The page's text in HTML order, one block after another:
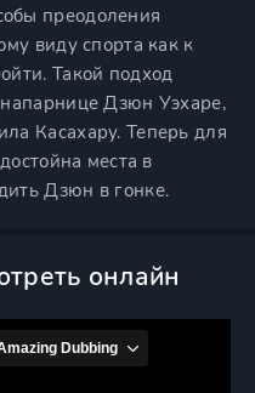
преодоления
виду спорта как к
Такой подход
Дзюн Уэхаре,
Касахару. Теперь для
места в
Дзюн в гонке.
онлайн